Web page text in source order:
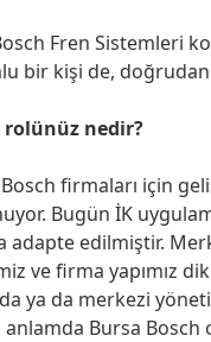
Fren Sistemleri
bir kişi de, doğrudan
rolünüz nedir?
Bosch firmaları için
Bugün İK
edilmiştir.
ve firma yapımız
ya da merkezi
Bursa Bosch